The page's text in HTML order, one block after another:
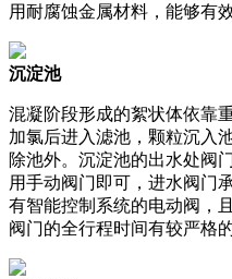
用耐腐蚀金属材料，能够有
沉淀池
混凝阶段形成的絮状体依靠
加氯后进入滤池，颗粒沉入
除池外。沉淀池的出水处阀
用手动阀门即可，进水阀门
有智能控制系统的电动阀，
阀门的全行程时间有较严格的